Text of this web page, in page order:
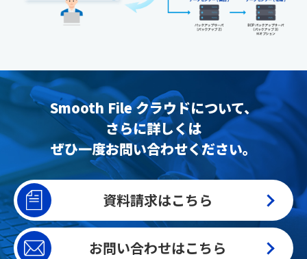
Smooth File クラウドについて、
さらに詳しくは
ぜひ一度お問い合わせください。
資料請求はこちら
お問い合わせはこちら